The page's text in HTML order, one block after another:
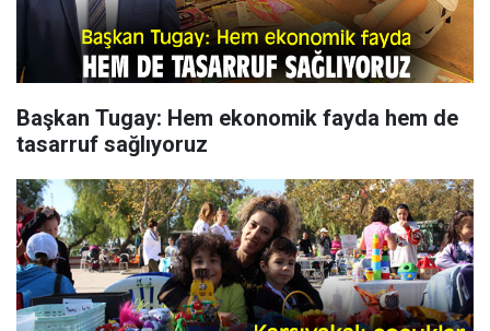
Başkan Tugay: Hem ekonomik fayda hem de
tasarruf sağlıyoruz